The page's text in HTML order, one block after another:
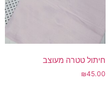
חיתול טטרה מעוצב
₪45.00